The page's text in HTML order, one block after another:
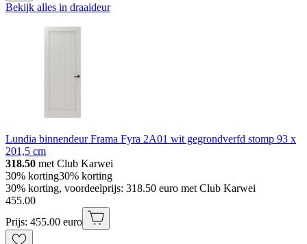
Bekijk alles in draaideur
Lundia binnendeur Frama Fyra 2A01 wit gegrondverfd stomp 93 x
201,5 cm
318.50 met Club Karwei
30% korting30% korting
30% korting, voordeelprijs: 318.50 euro met Club Karwei
455.00
Prijs: 455.00 euro